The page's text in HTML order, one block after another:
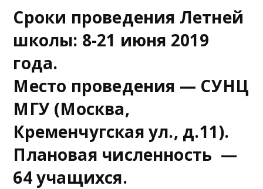
i
e
Сроки проведения Летней
школы: 8-21 июня 2019
года.
Место проведения — СУНЦ
МГУ (Москва,
Кременчугская ул., д.11).
Плановая численность —
64 учащихся.